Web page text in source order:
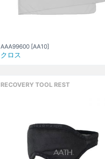
AAA99600 [AA10]
クロス
RECOVERY TOOL REST